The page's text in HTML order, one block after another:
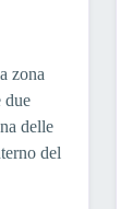
zona
due
delle
del